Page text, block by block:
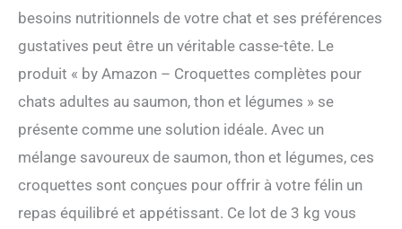
besoins nutritionnels de votre chat et ses préférences
gustatives peut être un véritable casse-tête. Le
produit « by Amazon – Croquettes complètes pour
chats adultes au saumon, thon et légumes » se
présente comme une solution idéale. Avec un
mélange savoureux de saumon, thon et légumes, ces
croquettes sont conçues pour offrir à votre félin un
repas équilibré et appétissant. Ce lot de 3 kg vous